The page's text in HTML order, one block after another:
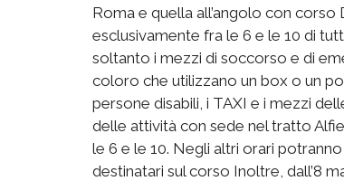
Roma e quella all’angolo con
esclusivamente fra le 6 e le 10 di
soltanto i mezzi di soccorso e di
coloro che utilizzano un box o un
persone disabili, i TAXI e i mezzi
delle attività con sede nel tratto
le 6 e le 10. Negli altri orari
destinatari sul corso Inoltre, dall’8